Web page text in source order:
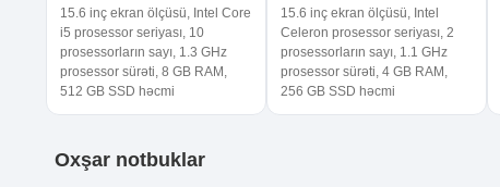
15.6 inç ekran ölçüsü, Intel Core
i5 prosessor seriyası, 10
prosessorların sayı, 1.3 GHz
prosessor sürəti, 8 GB RAM,
512 GB SSD həcmi
15.6 inç ekran ölçüsü, Intel
Celeron prosessor seriyası, 2
prosessorların sayı, 1.1 GHz
prosessor sürəti, 4 GB RAM,
256 GB SSD həcmi
Oxşar notbuklar